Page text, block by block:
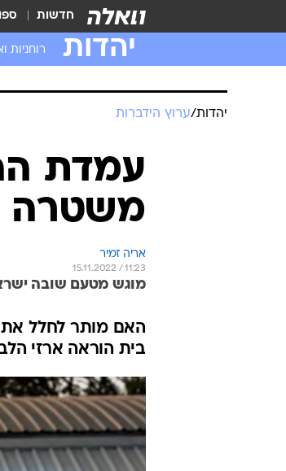
חדשות
יהדות רוחניות
יהדות/ערוץ הידברות
עמדת
משטרה
אריה זמיר
15.11.2022 / 11:23
מוגש מטעם שובה
האם מותר לחלל את
בית הוראה ארזי